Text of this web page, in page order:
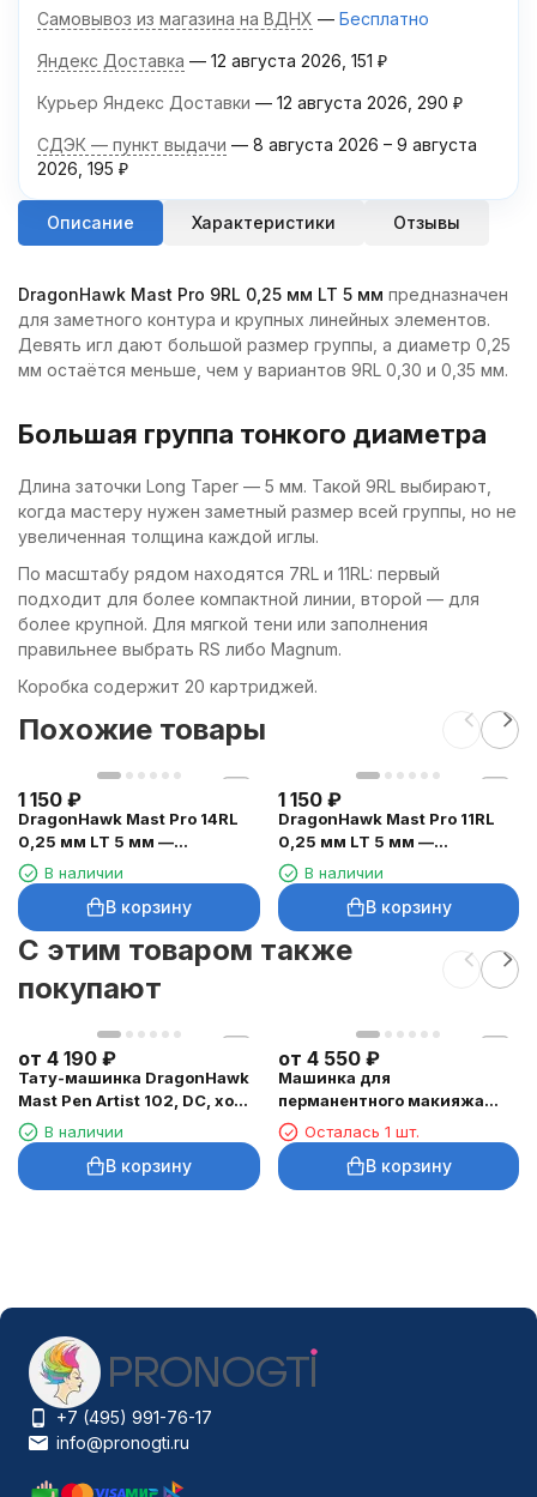
Самовывоз из магазина на ВДНХ Бесплатно
Яндекс Доставка 12 августа 2026 151 ₽
Курьер Яндекс Доставки 12 августа 2026 290 ₽
СДЭК — пункт выдачи 8 августа 2026 – 9 августа
2026 195 ₽
Описание Характеристики Отзывы
DragonHawk Mast Pro 9RL 0,25 мм LT 5 мм предназначен
для заметного контура и крупных линейных элементов.
Девять игл дают большой размер группы, а диаметр 0,25
мм остаётся меньше, чем у вариантов 9RL 0,30 и 0,35 мм.
Большая группа тонкого диаметра
Длина заточки Long Taper — 5 мм. Такой 9RL выбирают,
когда мастеру нужен заметный размер всей группы, но не
увеличенная толщина каждой иглы.
По масштабу рядом находятся 7RL и 11RL: первый
подходит для более компактной линии, второй — для
более крупной. Для мягкой тени или заполнения
правильнее выбрать RS либо Magnum.
Коробка содержит 20 картриджей.
Похожие товары
1 150 ₽
DragonHawk Mast Pro 14RL
0,25 мм LT 5 мм —
картриджи, 20 шт.
В наличии
В корзину
1 150 ₽
DragonHawk Mast Pro 11RL
0,25 мм LT 5 мм —
картриджи, 20 шт.
В наличии
В корзину
C этим товаром также
покупают
от 4 190 ₽
Тату-машинка DragonHawk
Mast Pen Artist 102, DC, ход
3,5 ммВ наличии
В корзину
от 4 550 ₽
Машинка для
перманентного макияжа
DragonHawk Mast Tour Air,
RCA, ход 2,3 мм
Осталась 1 шт.
В корзину
+7 (495) 991-76-17
info@pronogti.ru